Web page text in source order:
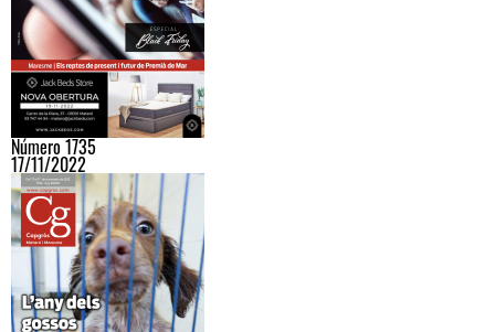
Número 1735
17/11/2022